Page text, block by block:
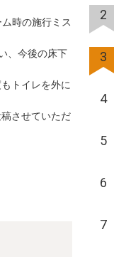
時の施行ミス
、今後の床下
トイレを外に
させていただ
2
3
4
5
6
7